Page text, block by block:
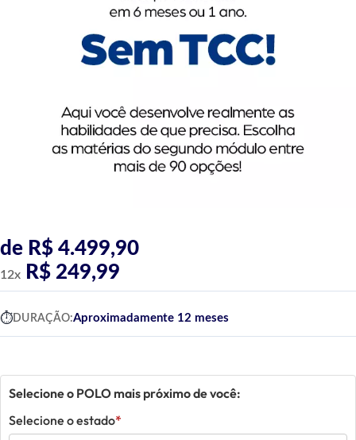
de R$ 4.499,90
12x R$ 249,99
DURAÇÃO:Aproximadamente 12 meses
Selecione o POLO mais próximo de você:
Selecione o estado